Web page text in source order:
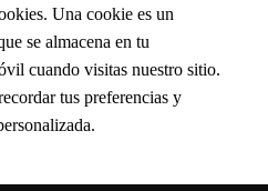
Una cookie es un
se almacena en tu
cuando visitas nuestro sitio.
tus preferencias y